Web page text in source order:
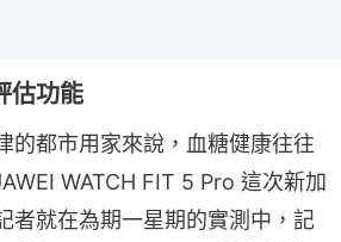
估功能
的都市用家來說，血糖健康往往
WATCH FIT 5 Pro 這次新加
者就在為期一星期的實測中，記